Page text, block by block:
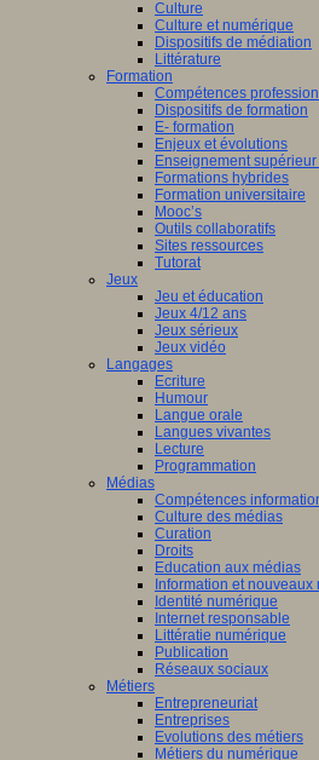
Culture
Culture et numérique
Dispositifs de médiation
Littérature
Formation
Compétences
Dispositifs de formation
E- formation
Enjeux et évolutions
Enseignement
Formations hybrides
Formation universitaire
Mooc’s
Outils collaboratifs
Sites ressources
Tutorat
Jeux
Jeu et éducation
Jeux 4/12 ans
Jeux sérieux
Jeux vidéo
Langages
Ecriture
Humour
Langue orale
Langues vivantes
Lecture
Programmation
Médias
Compétences
Culture des médias
Curation
Droits
Education aux médias
Information et nouveaux
Identité numérique
Internet responsable
Littératie numérique
Publication
Réseaux sociaux
Métiers
Entrepreneuriat
Entreprises
Evolutions des métiers
Métiers du numérique